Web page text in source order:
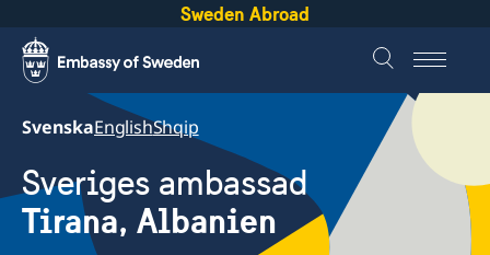
Sweden Abroad
SvenskaEnglishShqip
Sveriges ambassad
Tirana, Albanien